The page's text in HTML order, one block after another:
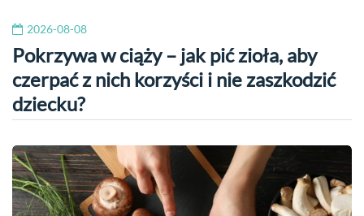
2026-08-08
Pokrzywa w ciąży – jak pić zioła, aby
czerpać z nich korzyści i nie zaszkodzić
dziecku?